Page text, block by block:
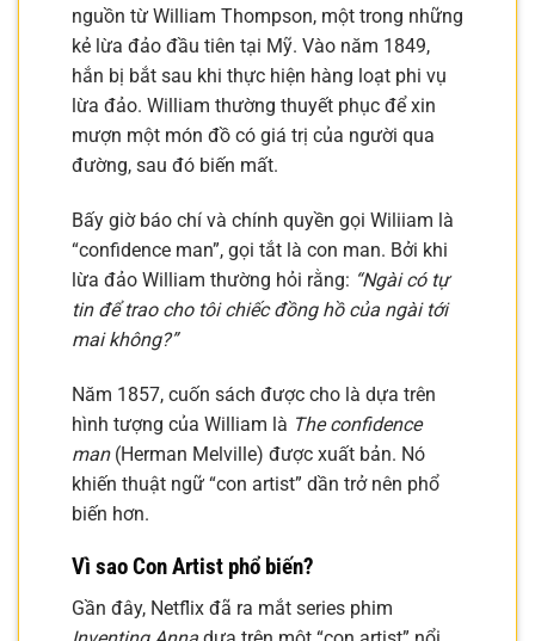
nguồn từ William Thompson, một trong những
kẻ lừa đảo đầu tiên tại Mỹ. Vào năm 1849,
hắn bị bắt sau khi thực hiện hàng loạt phi vụ
lừa đảo. William thường thuyết phục để xin
mượn một món đồ có giá trị của người qua
đường, sau đó biến mất.
Bấy giờ báo chí và chính quyền gọi Wiliiam là
“confidence man”, gọi tắt là con man. Bởi khi
lừa đảo William thường hỏi rằng: “Ngài có tự
tin để trao cho tôi chiếc đồng hồ của ngài tới
mai không?”
Năm 1857, cuốn sách được cho là dựa trên
hình tượng của William là The confidence
man(Herman Melville) được xuất bản. Nó
khiến thuật ngữ “con artist” dần trở nên phổ
biến hơn.
Vì sao Con Artist phổ biến?
Gần đây, Netflix đã ra mắt series phim